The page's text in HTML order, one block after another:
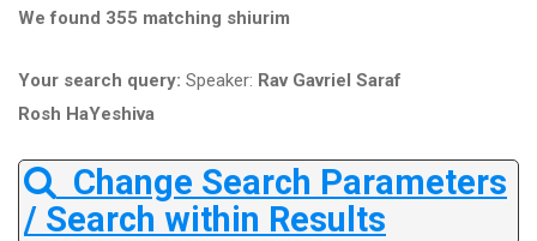
We found 355 matching shiurim
Your search query: Speaker: Rav Gavriel Saraf
Rosh HaYeshiva
Change Search Parameters
/ Search within Results